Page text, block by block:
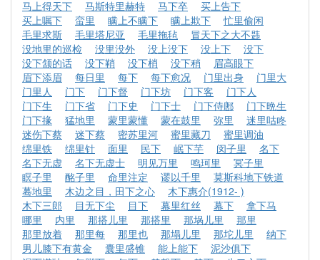
马上得天下
马斯特里赫特 马下卒
买上告下
买上嘱下
蛮里 瞒上不瞒下 瞒上欺下
忙里偷闲
毛里求斯
毛里塔尼亚 毛里拖毡
冒天下之大不韪
没地里的巡检
没里没外 没上没下 没上下
没下
没下颔的话
没下鞘 没下梢 没下稍
眉高眼下
眉下添眉
每日里 每下 每下愈况 门里出身
门里大
门里人
门下 门下督 门下坊 门下客
门下人
门下生
门下省 门下史 门下士 门下侍鄌
门下晩生
门下掾
猛地里 蒙里蒙懂 蒙在鼓里 弥里
迷里咕咚
迷伤下蔡
迷下蔡 密苏里河 蜜里藏刀
蜜里调油
绵里铁
绵里针 面里 民下 岷下芋 闵子里
名下
名下无虚
名下无虚士 明见万里 鸣珂里
冥子里
瞑子里
酩子里 命里注定 谬以千里
莫斯科地下铁道
蓦地里
木边之目，田下之心
木下惠介(1912- )
木下三郎
目无下尘 目下 幕里红丝 幕下
拿下马
哪里
内里 那搭儿里 那搭里 那埚儿里
那里
那里放着
那里每 那里也 那塌儿里 那坨儿里
纳下
男儿膝下有黄金
囊里盛锥 能上能下
泥沙俱下